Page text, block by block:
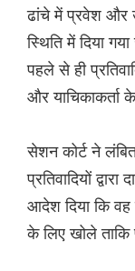
ढांचे में प्रवेश और
स्थिति में दिया
पहले से ही
और याचिकाकर्ता
सेशन कोर्ट ने
प्रतिवादियों
आदेश दिया कि वह
के लिए खोले ताकि